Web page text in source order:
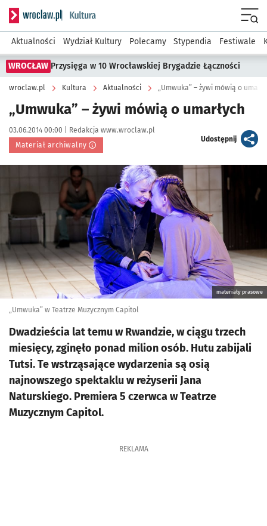
Serwis informacyjny wroclaw.pl podserwis: Kultura
Aktualności Wydział Kultury Polecamy Stypendia Festiwale
WROCŁAW Przysięga w 10 Wrocławskiej Brygadzie Łączności
wroclaw.pl Kultura Aktualności „Umwuka” – żywi mówią o
„Umwuka” – żywi mówią o umarłych
Data publikacji:
03.06.2014 00:00 | Autor:
Redakcja www.wroclaw.pl
Materiał archiwalny
Udostępnijartykuł
Kliknij, aby powiększyć
materiały prasowe
„Umwuka” w Teatrze Muzycznym Capitol
Dwadzieścia lat temu w Rwandzie, w ciągu trzech
miesięcy, zginęło ponad milion osób. Hutu zabijali
Tutsi. Te wstrząsające wydarzenia są osią
najnowszego spektaklu w reżyserii Jana
Naturskiego. Premiera 5 czerwca w Teatrze
Muzycznym Capitol.
REKLAMA